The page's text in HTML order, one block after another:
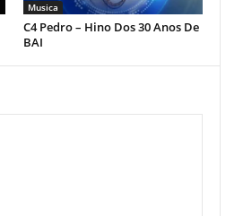
Musica
C4 Pedro – Hino Dos 30 Anos De
BAI